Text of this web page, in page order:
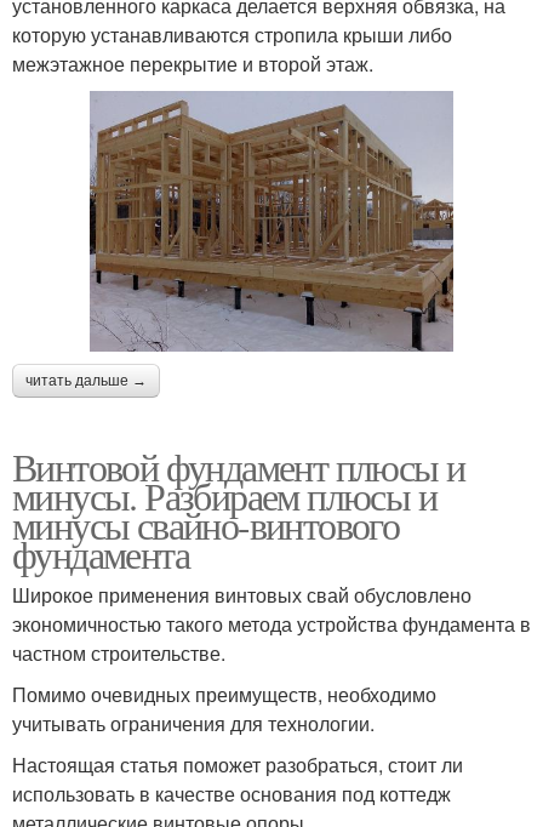
которую устанавливаются стропила крыши либо
межэтажное перекрытие и второй этаж.
читать дальше →
Винтовой фундамент плюсы и
минусы. Разбираем плюсы и
минусы свайно-винтового
фундамента
Широкое применения винтовых свай обусловлено
экономичностью такого метода устройства фундамента в
частном строительстве.
Помимо очевидных преимуществ, необходимо
учитывать ограничения для технологии.
Настоящая статья поможет разобраться, стоит ли
использовать в качестве основания под коттедж